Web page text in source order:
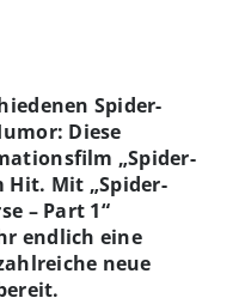
Spider-
Diese
„Spider-
Hit. Mit „Spider-
– Part 1“
endlich eine
neue